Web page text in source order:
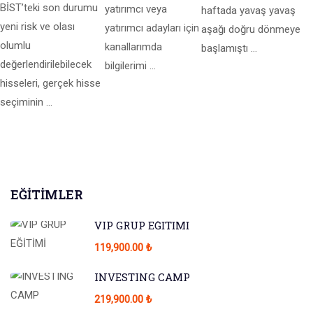
BİST’teki son durumu
yeni risk ve olası
olumlu
değerlendirilebilecek
hisseleri, gerçek hisse
seçiminin …
yatırımcı veya
yatırımcı adayları için
kanallarımda
bilgilerimi …
haftada yavaş yavaş
aşağı doğru dönmeye
başlamıştı …
EĞITIMLER
VIP GRUP EĞİTİMİ
119,900.00 ₺
INVESTING CAMP
219,900.00 ₺